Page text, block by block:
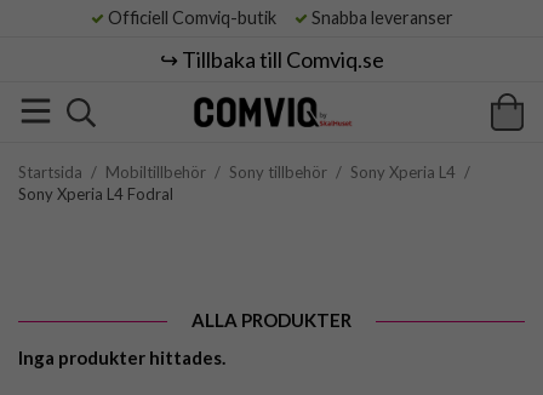
Officiell Comviq-butik Snabba leveranser
↪️ Tillbaka till Comviq.se
Startsida / Mobiltillbehör / Sony tillbehör / Sony Xperia L4 /
Sony Xperia L4 Fodral
ALLA PRODUKTER
Inga produkter hittades.